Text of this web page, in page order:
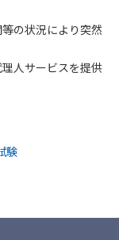
の状況により突然
人サービスを提供
験